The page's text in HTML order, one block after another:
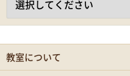
教室について